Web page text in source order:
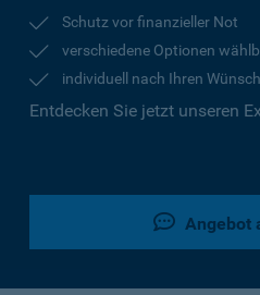
Schutz vor finanzieller Not
verschiedene Optionen
individuell nach Ihren
Entdecken Sie jetzt unseren
Angebot